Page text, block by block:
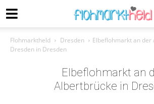
Flohmarktheld Dresden
Elbeflohmarkt an der
Dresden in Dresden
Elbeflohmarkt an
Albertbrücke in